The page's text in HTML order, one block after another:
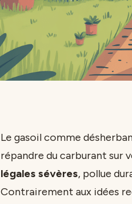
Le gasoil comme
répandre du carburant sur
légales sévères, pollue
Contrairement aux idées